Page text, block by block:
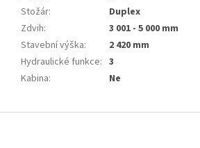
Stožár:
Duplex
Zdvih:
3 001 - 5 000 mm
Stavební výška:
2 420 mm
Hydraulické funkce: 3
Kabina: Ne